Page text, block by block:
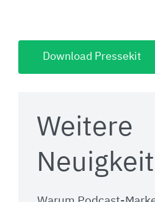
Download Pressekit
Weitere